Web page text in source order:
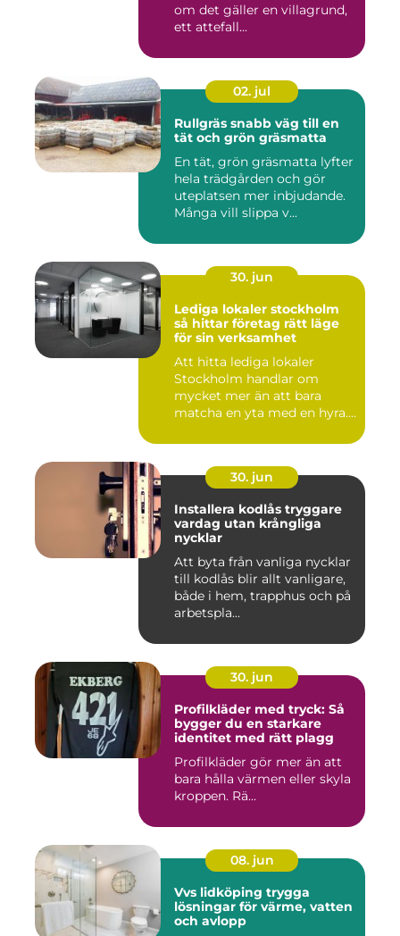
om det gäller en villagrund,
ett attefall...
02. jul
Rullgräs snabb väg till en
tät och grön gräsmatta
En tät, grön gräsmatta lyfter
hela trädgården och gör
uteplatsen mer inbjudande.
Många vill slippa v...
30. jun
Lediga lokaler stockholm
så hittar företag rätt läge
för sin verksamhet
Att hitta lediga lokaler
Stockholm handlar om
mycket mer än att bara
matcha en yta med en hyra.
30. jun
Installera kodlås tryggare
vardag utan krångliga
nycklar
Att byta från vanliga nycklar
till kodlås blir allt vanligare,
både i hem, trapphus och på
arbetspla...
30. jun
Profilkläder med tryck: Så
bygger du en starkare
identitet med rätt plagg
Profilkläder gör mer än att
bara hålla värmen eller skyla
kroppen. Rä...
08. jun
Vvs lidköping trygga
lösningar för värme, vatten
och avlopp